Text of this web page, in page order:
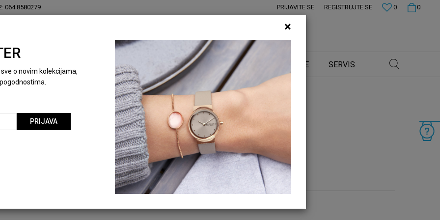
064 8580279 0
0
PRIJAVITE SE REGISTRUJTE SE
SPECIJALNE CENE PRODAVNICE SERVIS
Fossil
FOSSIL MINĐUŠE
MINĐUŠE
ŠIFRA ARTIKLA:JF04666040
BARKOD:4064092267990
×
o novim kolekcijama,
PRIJAVA